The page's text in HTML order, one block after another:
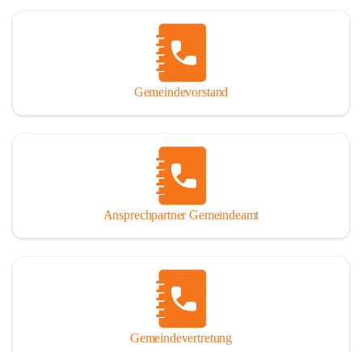
Gemeindevorstand
Ansprechpartner Gemeindeamt
Gemeindevertretung